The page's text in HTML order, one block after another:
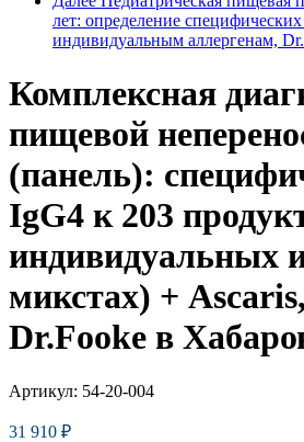
лет: определение
индивидуальным аллергенам,
Комплексная
пищевой
(панель):
IgG4 к 203
индивидуальных
микстах) +
Dr.Fooke в
Артикул: 54-20-004
31 910 ₽